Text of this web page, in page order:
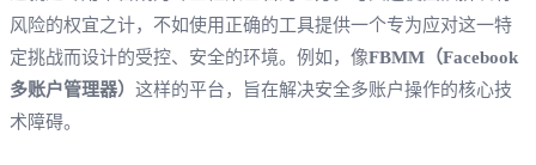
风险的权宜之计，不如使用正确的工具提供一个专为应对这一特
定挑战而设计的受控、安全的环境。例如，像FBMM（Facebook
多账户管理器） 这样的平台，旨在解决安全多账户操作的核心技
术障碍。